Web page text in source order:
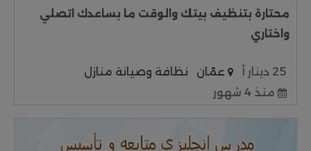
محتارة بتنظيف بيتك والوقت ما بساعدك اتصلي
واختاري
25 دينار أ عمّان
نظافة وصيانة منازل
منذ 4 شهور